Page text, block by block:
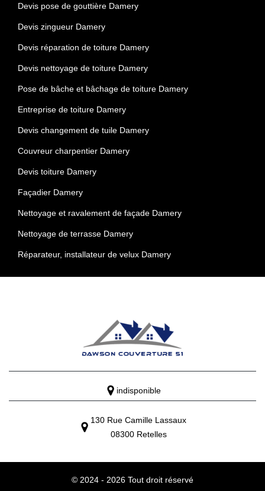
Devis pose de gouttière Damery
Devis zingueur Damery
Devis réparation de toiture Damery
Devis nettoyage de toiture Damery
Pose de bâche et bâchage de toiture Damery
Entreprise de toiture Damery
Devis changement de tuile Damery
Couvreur charpentier Damery
Devis toiture Damery
Façadier Damery
Nettoyage et ravalement de façade Damery
Nettoyage de terrasse Damery
Réparateur, installateur de velux Damery
indisponible
130 Rue Camille Lassaux
08300 Retelles
© 2024 - 2026 Tout droit réservé